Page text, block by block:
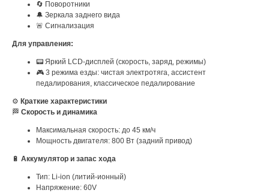
🔄 Поворотники
🔔 Зеркала заднего вида
🚨 Сигнализация
Для управления:
📟 Яркий LCD-дисплей (скорость, заряд, режимы)
🎮 3 режима езды: чистая электротяга, ассистент
педалирования, классическое педалирование
⚙️ Краткие характеристики
🏁 Скорость и динамика
Максимальная скорость: до 45 км/ч
Мощность двигателя: 800 Вт (задний привод)
🔋 Аккумулятор и запас хода
Тип: Li-ion (литий-ионный)
Напряжение: 60V